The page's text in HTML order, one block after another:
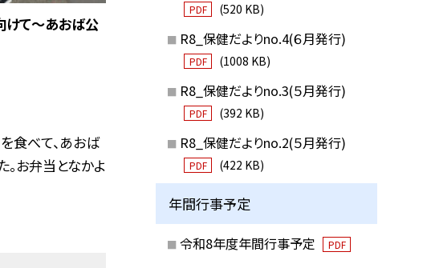
て〜あおば公
食べて、あおば
。お弁当となかよ
PDF (520 KB)
R8_保健だよりno.4(６月発行)
PDF (1008 KB)
R8_保健だよりno.3(５月発行)
PDF (392 KB)
R8_保健だよりno.2(５月発行)
PDF (422 KB)
年間行事予定
令和8年度年間行事予定 PDF